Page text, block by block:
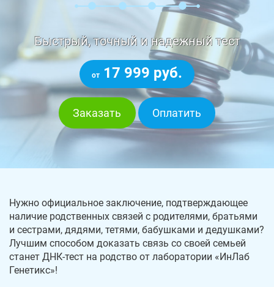
Быстрый, точный и надежный тест
от 17 999 руб.
Заказать Оплатить
Нужно официальное заключение, подтверждающее
наличие родственных связей с родителями, братьями
и сестрами, дядями, тетями, бабушками и дедушками?
Лучшим способом доказать связь со своей семьей
станет ДНК-тест на родство от лаборатории «ИнЛаб
Генетикс»!